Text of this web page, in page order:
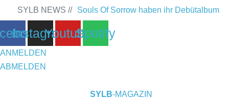
Inhalt
springen
SYLB NEWS // Souls Of Sorrow haben ihr Debütalbum
„King In The Past“ veröffentlicht
Releaseshow am 22.11.2025 im
Instagram
YoutubeSpotify
ANMELDEN
ABMELDEN
SYLB-MAGAZIN